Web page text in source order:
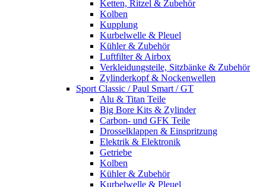
Ketten, Ritzel & Zubehör
Kolben
Kupplung
Kurbelwelle & Pleuel
Kühler & Zubehör
Luftfilter & Airbox
Verkleidungsteile, Sitzbänke & Zubehör
Zylinderkopf & Nockenwellen
Sport Classic / Paul Smart / GT
Alu & Titan Teile
Big Bore Kits & Zylinder
Carbon- und GFK Teile
Drosselklappen & Einspritzung
Elektrik & Elektronik
Getriebe
Kolben
Kühler & Zubehör
Kurbelwelle & Pleuel